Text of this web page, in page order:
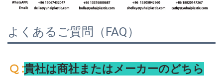
よくあるご質問（FAQ）
Q :貴社は商社またはメーカーのどちら